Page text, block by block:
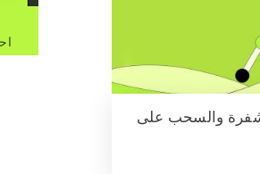
والسحب على
احصل